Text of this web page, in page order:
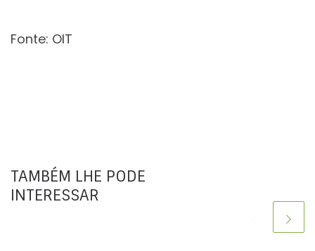
Fonte: OIT
TAMBÉM LHE PODE
INTERESSAR